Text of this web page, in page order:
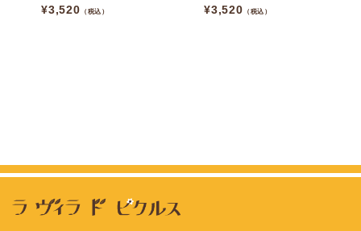
¥3,520 （税込）
¥3,520 （税込）